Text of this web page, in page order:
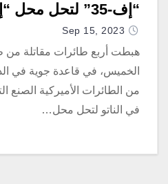
“إف-35” لتحل محل “إف-16”
Sep 15, 2023
الخميس، في قاعدة جوية في
من الطائرات الأميركية الصنع
في الناتو لتحل محل…